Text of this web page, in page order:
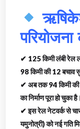
✔ 125 किमी लंबी रेल
98 किमी की 12 बचाव
✔ अब तक 94 किमी की
का निर्माण पूरा हो चुका
✔ इस रेल नेटवर्क से
यमुनोत्री) को नई गति